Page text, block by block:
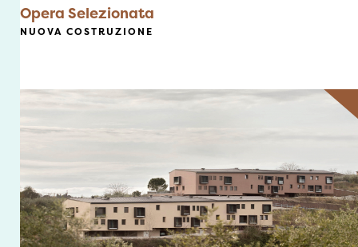
Opera Selezionata
NUOVA COSTRUZIONE